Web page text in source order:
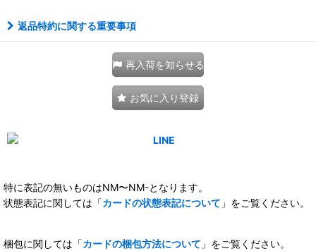
返品特約に関する重要事項
再入荷を知らせる
お気に入り登録
特に表記の無いものはNM〜NM-となります。
状態表記に関しては「カードの状態表記について 」をご覧ください。
梱包に関しては「カードの梱包方法について 」をご覧ください。